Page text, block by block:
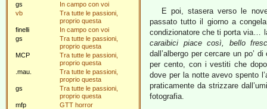
gs
In campo con voi
vb
Tra tutte le passioni,
proprio questa
finelli
In campo con voi
gs
Tra tutte le passioni,
proprio questa
MCP
Tra tutte le passioni,
proprio questa
.mau.
Tra tutte le passioni,
proprio questa
gs
Tra tutte le passioni,
proprio questa
mfp
GTT horror
E poi, stasera verso le
passato tutto il giorno a
condizionatore che ti porta via…
caraibici piace così, bello
dall’albergo per cercare un po’
per cento, con i vestiti che
dove per la notte avevo spento
praticamente da strizzare
fotografia.